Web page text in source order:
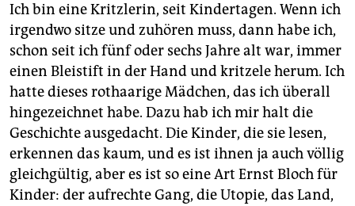
Ich bin eine Kritzlerin, seit Kindertagen. Wenn ich
irgendwo sitze und zuhören muss, dann habe ich,
schon seit ich fünf oder sechs Jahre alt war, immer
einen Bleistift in der Hand und kritzele herum. Ich
hatte dieses rothaarige Mädchen, das ich überall
hingezeichnet habe. Dazu hab ich mir halt die
Geschichte ausgedacht. Die Kinder, die sie lesen,
erkennen das kaum, und es ist ihnen ja auch völlig
gleichgültig, aber es ist so eine Art Ernst Bloch für
Kinder: der aufrechte Gang, die Utopie, das Land,